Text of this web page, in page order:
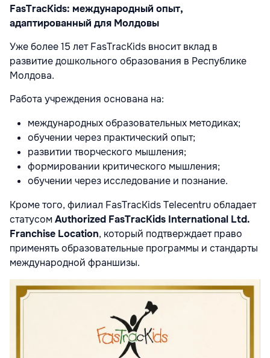
FasTracKids: международный опыт,
адаптированный для Молдовы
Уже более 15 лет FasTracKids вносит вклад в
развитие дошкольного образования в Республике
Молдова.
Работа учреждения основана на:
международных образовательных методиках;
обучении через практический опыт;
развитии творческого мышления;
формировании критического мышления;
обучении через исследование и познание.
Кроме того, филиал FasTracKids Telecentru обладает
статусомAuthorized FasTracKids International Ltd.
Franchise Location, который подтверждает право
применять образовательные программы и стандарты
международной франшизы.